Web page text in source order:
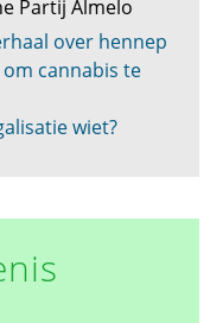
Partij Almelo
over hennep
cannabis te
wiet?